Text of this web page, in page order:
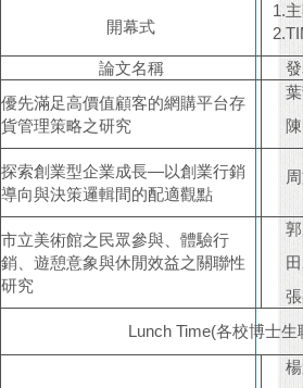
開幕式
1.
論文名稱
優先滿足高價值顧客的網購平台存
貨管理策略之研究
探索創業型企業成長—以創業行銷
導向與決策邏輯間的配適觀點
市立美術館之民眾參與、體驗行
銷、遊憩意象與休閒效益之關聯性
研究
Lunch Time(各校博士